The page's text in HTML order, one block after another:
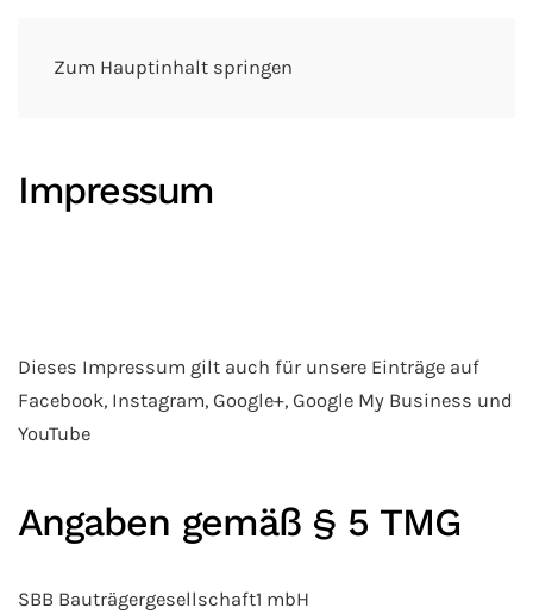
Zum Hauptinhalt springen
Impressum
Dieses Impressum gilt auch für unsere Einträge auf
Facebook, Instagram, Google+, Google My Business und
YouTube
Angaben gemäß § 5 TMG
SBB Bauträgergesellschaft1 mbH